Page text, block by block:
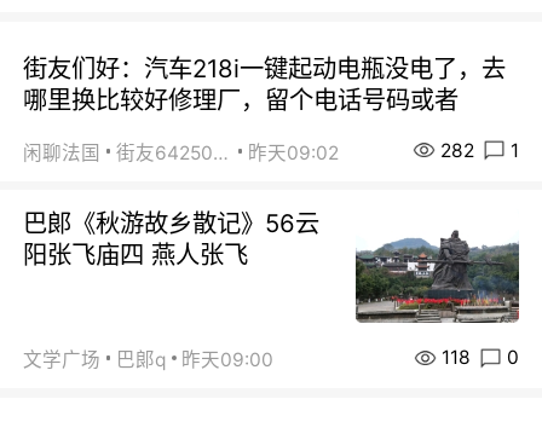
街友们好：汽车218i一键起动电瓶没电了，去
哪里换比较好修理厂，留个电话号码或者
闲聊法国 街友64250024 昨天09:02 282 1
巴郞《秋游故乡散记》56云
阳张飞庙四 燕人张飞
文学广场 巴郞q 昨天09:00 118 0